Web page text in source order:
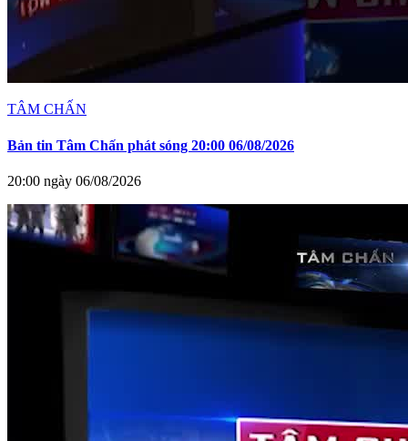
TÂM CHẤN
Bản tin Tâm Chấn phát sóng 20:00 06/08/2026
20:00 ngày 06/08/2026